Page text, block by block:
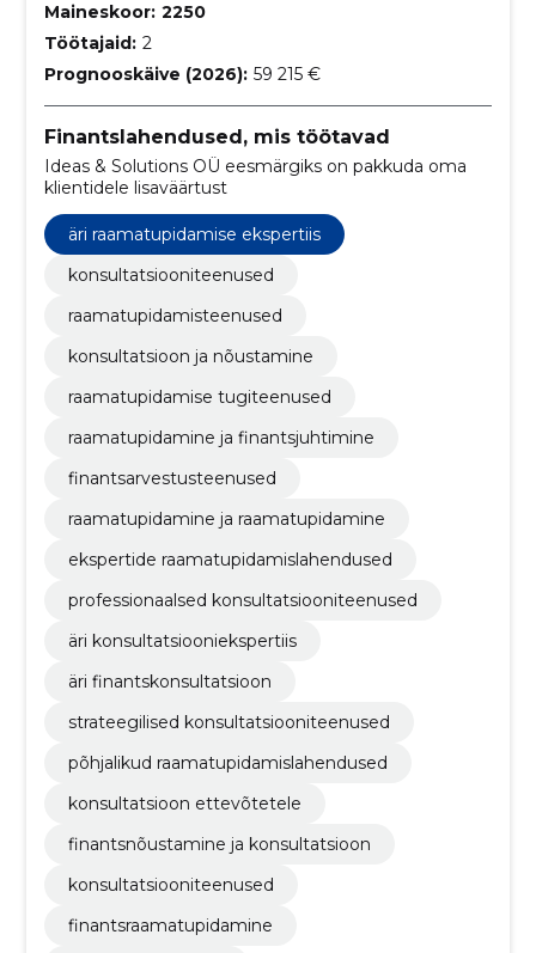
Maineskoor: 2250
Töötajaid: 2
Prognooskäive (2026): 59 215 €
Finantslahendused, mis töötavad
Ideas & Solutions OÜ eesmärgiks on pakkuda oma
klientidele lisaväärtust
äri raamatupidamise ekspertiis
konsultatsiooniteenused
raamatupidamisteenused
konsultatsioon ja nõustamine
raamatupidamise tugiteenused
raamatupidamine ja finantsjuhtimine
finantsarvestusteenused
raamatupidamine ja raamatupidamine
ekspertide raamatupidamislahendused
professionaalsed konsultatsiooniteenused
äri konsultatsiooniekspertiis
äri finantskonsultatsioon
strateegilised konsultatsiooniteenused
põhjalikud raamatupidamislahendused
konsultatsioon ettevõtetele
finantsnõustamine ja konsultatsioon
konsultatsiooniteenused
finantsraamatupidamine